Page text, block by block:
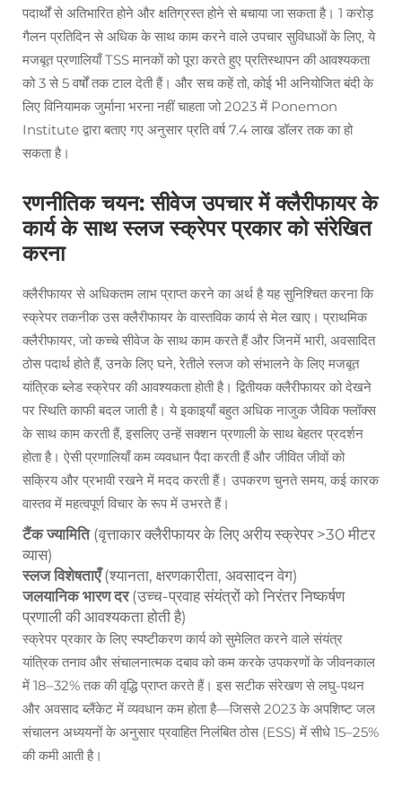
पदार्थों से अतिभारित होने और क्षतिग्रस्त होने से बचाया जा सकता है। 1 करोड़
गैलन प्रतिदिन से अधिक के साथ काम करने वाले उपचार सुविधाओं के लिए, ये
मजबूत प्रणालियाँ TSS मानकों को पूरा करते हुए प्रतिस्थापन की आवश्यकता
को 3 से 5 वर्षों तक टाल देती हैं। और सच कहें तो, कोई भी अनियोजित बंदी के
लिए विनियामक जुर्माना भरना नहीं चाहता जो 2023 में Ponemon
Institute द्वारा बताए गए अनुसार प्रति वर्ष 7.4 लाख डॉलर तक का हो
सकता है।
रणनीतिक चयन: सीवेज उपचार में क्लैरीफायर के
कार्य के साथ स्लज स्क्रेपर प्रकार को संरेखित
करना
क्लैरीफायर से अधिकतम लाभ प्राप्त करने का अर्थ है यह सुनिश्चित करना कि
स्क्रेपर तकनीक उस क्लैरीफायर के वास्तविक कार्य से मेल खाए। प्राथमिक
क्लैरीफायर, जो कच्चे सीवेज के साथ काम करते हैं और जिनमें भारी, अवसादित
ठोस पदार्थ होते हैं, उनके लिए घने, रेतीले स्लज को संभालने के लिए मजबूत
यांत्रिक ब्लेड स्क्रेपर की आवश्यकता होती है। द्वितीयक क्लैरीफायर को देखने
पर स्थिति काफी बदल जाती है। ये इकाइयाँ बहुत अधिक नाजुक जैविक फ्लॉक्स
के साथ काम करती हैं, इसलिए उन्हें सक्शन प्रणाली के साथ बेहतर प्रदर्शन
होता है। ऐसी प्रणालियाँ कम व्यवधान पैदा करती हैं और जीवित जीवों को
सक्रिय और प्रभावी रखने में मदद करती हैं। उपकरण चुनते समय, कई कारक
वास्तव में महत्वपूर्ण विचार के रूप में उभरते हैं।
टैंक ज्यामिति (वृत्ताकार क्लैरीफायर के लिए अरीय स्क्रेपर >30 मीटर
व्यास)
स्लज विशेषताएँ(श्यानता, क्षरणकारीता, अवसादन वेग)
जलयानिक भारण दर(उच्च-प्रवाह संयंत्रों को निरंतर निष्कर्षण
प्रणाली की आवश्यकता होती है)
स्क्रेपर प्रकार के लिए स्पष्टीकरण कार्य को सुमेलित करने वाले संयंत्र
यांत्रिक तनाव और संचालनात्मक दबाव को कम करके उपकरणों के जीवनकाल
में 18–32% तक की वृद्धि प्राप्त करते हैं। इस सटीक संरेखण से लघु-पथन
और अवसाद ब्लैंकेट में व्यवधान कम होता है—जिससे 2023 के अपशिष्ट जल
संचालन अध्ययनों के अनुसार प्रवाहित निलंबित ठोस (ESS) में सीधे 15–25%
की कमी आती है।